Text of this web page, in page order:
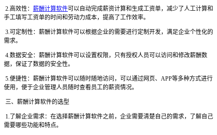
2.高效性： 薪酬计算软件可以自动完成薪资计算和生成工资单，减少了人工计算和
手工填写工资单的时间和劳动力成本，提高了工作效率。
3.可定制性：薪酬计算软件可以根据企业的需要进行定制开发，满足企业个性化的
需求。
4.数据安全：薪酬计算软件可以设置权限，只有授权人员可以访问和修改薪酬数
据，保证了数据的安全性。
5.便捷性：薪酬计算软件可以随时随地访问，可以通过网页、APP等多种方式进行
使用，便于企业管理人员随时查看员工的薪资情况。
三、薪酬计算软件的选型
1.了解企业需求：在选择薪酬计算软件之前，企业需要清楚自己的需求，了解自己
需要哪些功能和特点。